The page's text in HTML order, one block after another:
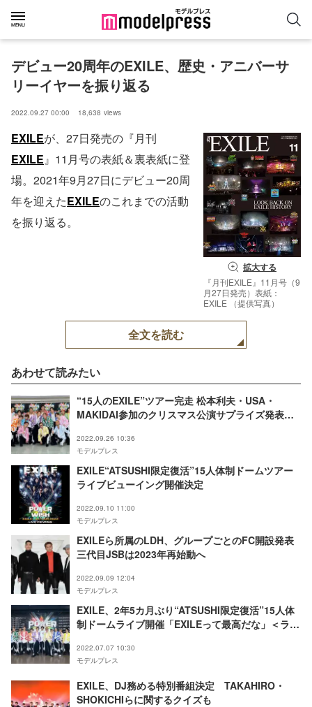
デビュー20周年のEXILE、歴史・アニバーサ
リーイヤーを振り返る
2022.09.27 00:00 18,638 views
拡大する
『月刊EXILE』11月号（9
月27日発売）表紙：
EXILE （提供写真）
EXILEが、27日発売の『月刊
EXILE』11月号の表紙＆裏表紙に登
場。2021年9月27日にデビュー20周
年を迎えたEXILEのこれまでの活動
を振り返る。
全文を読む
あわせて読みたい
“15人のEXILE”ツアー完走 松本利夫・USA・
MAKIDAI参加のクリスマス公演サプライズ発表＜
2022.09.26 10:36
モデルプレス
EXILE“ATSUSHI限定復活”15人体制ドームツアー
ライブビューイング開催決定
2022.09.10 11:00
モデルプレス
EXILEら所属のLDH、グループごとのFC開設発表
三代目JSBは2023年再始動へ
2022.09.09 12:04
モデルプレス
EXILE、2年5カ月ぶり“ATSUSHI限定復活”15人体
制ドームライブ開催「EXILEって最高だな」＜ライ
2022.07.07 10:30
モデルプレス
EXILE、DJ務める特別番組決定 TAKAHIRO・
SHOKICHIらに関するクイズも